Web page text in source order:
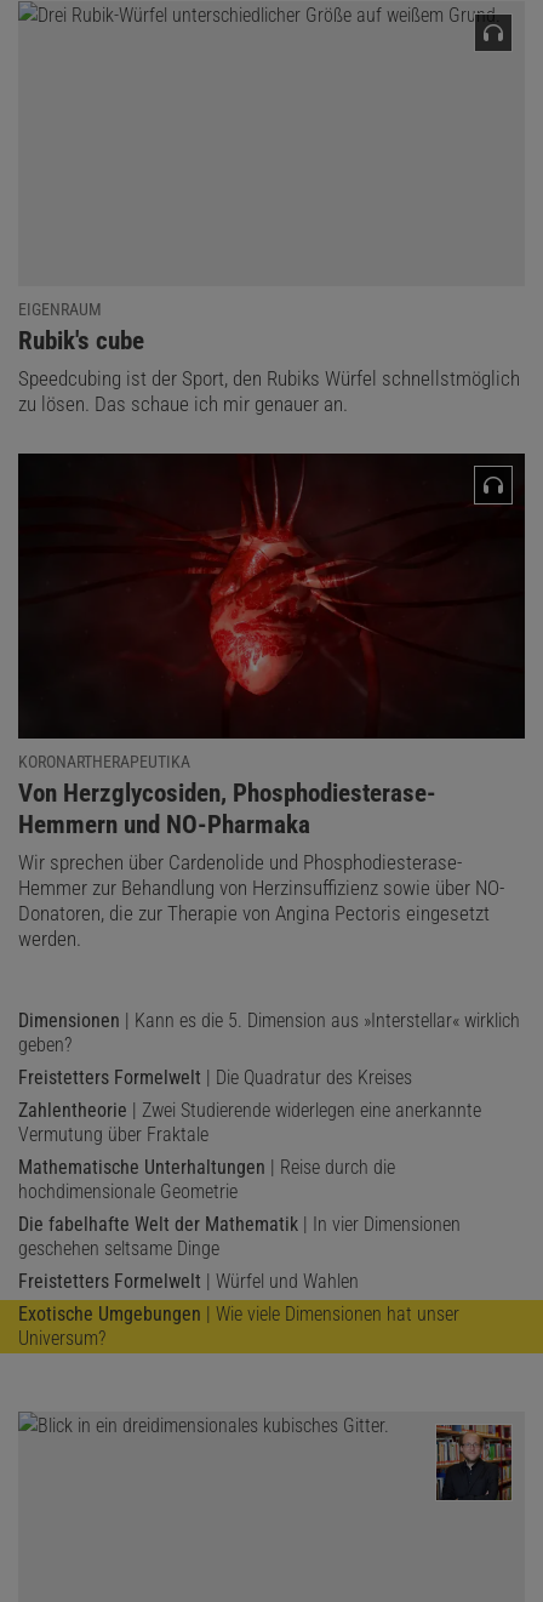
LÖSUNG ANZEIGEN
Diesen Artikel empfehlen:
Heinrich Hemme
Der Autor ist ein deutscher Physiker und war Hochschullehrer an
EIGENRAUM
:
Rubik's cube
Speedcubing ist der Sport, den Rubiks Würfel schnellstmöglich
zu lösen. Das schaue ich mir genauer an.
KORONARTHERAPEUTIKA
:
Von Herzglycosiden, Phosphodiesterase-
Hemmern und NO-Pharmaka
Wir sprechen über Cardenolide und Phosphodiesterase-
Hemmer zur Behandlung von Herzinsuffizienz sowie über NO-
Donatoren, die zur Therapie von Angina Pectoris eingesetzt
werden.
Dimensionen | Kann es die 5. Dimension aus »Interstellar« wirklich
geben?
Freistetters Formelwelt | Die Quadratur des Kreises
Zahlentheorie | Zwei Studierende widerlegen eine anerkannte
Vermutung über Fraktale
Mathematische Unterhaltungen | Reise durch die
hochdimensionale Geometrie
Die fabelhafte Welt der Mathematik | In vier Dimensionen
geschehen seltsame Dinge
Freistetters Formelwelt | Würfel und Wahlen
Exotische Umgebungen | Wie viele Dimensionen hat unser
Universum?